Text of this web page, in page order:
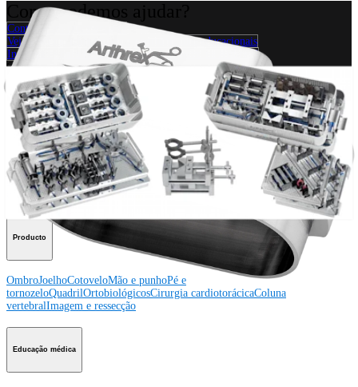
Como podemos ajudar?
Contacte um representante
Veja eventos, laboratórios e oportunidades educacionais
Inscreva-se para receber: O que há de novo na Arthrex?
Conecte-se conosco
Procedimento
OmbroJoelhoCotoveloMão e punho Pé e
tornozeloQuadrilOrtobiológicos Cirurgia cardiotorácica Coluna vertebral
Producto
OmbroJoelhoCotoveloMão e punhoPé e
tornozeloQuadrilOrtobiológicosCirurgia cardiotorácicaColuna
vertebralImagem e ressecção
Educação médica